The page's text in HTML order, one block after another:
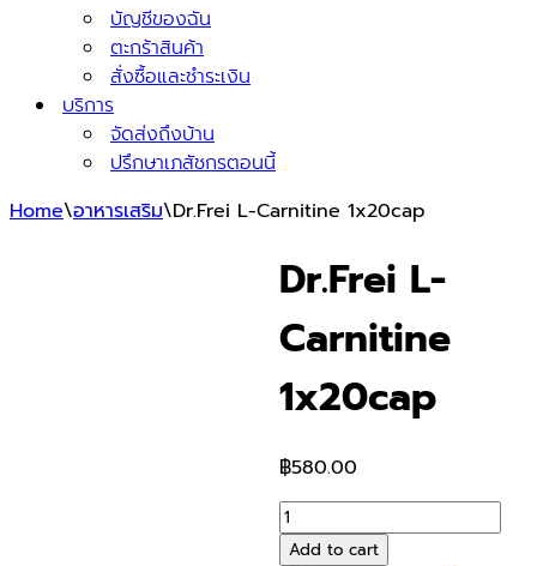
บัญชีของฉัน
ตะกร้าสินค้า
สั่งซื้อและชำระเงิน
บริการ
จัดส่งถึงบ้าน
ปรึกษาเภสัชกรตอนนี้
Home\อาหารเสริม\Dr.Frei L-Carnitine 1x20cap
Dr.Frei L-
Carnitine
1x20cap
฿580.00
Dr.Frei
L-Add to cart